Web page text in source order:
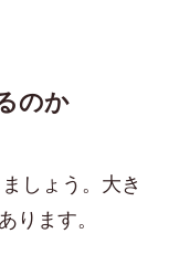
のか
しょう。大き
ります。